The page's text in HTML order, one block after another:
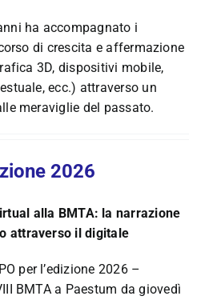
ha accompagnato i
di crescita e affermazione
3D, dispositivi mobile,
ecc.) attraverso un
meraviglie del passato.
2026
alla BMTA: la narrazione
attraverso il digitale
per l’edizione 2026 –
BMTA a Paestum da giovedì